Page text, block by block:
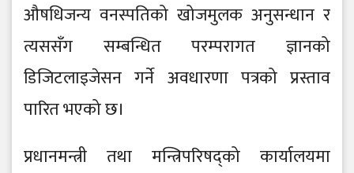
औषधिजन्य वनस्पतिको खोजमुलक अनुसन्धान र
त्यससँग सम्बन्धित परम्परागत ज्ञानको
डिजिटलाइजेसन गर्ने अवधारणा पत्रको प्रस्ताव
पारित भएको छ।
प्रधानमन्त्री तथा मन्त्रिपरिषद्को कार्यालयमा